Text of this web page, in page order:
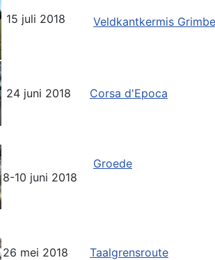
15 juli 2018 Veldkantkermis
24 juni 2018 Corsa d'Epoca
8-10 juni 2018
Groede
26 mei 2018 Taalgrensroute